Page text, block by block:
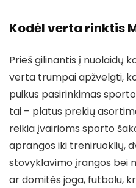
Kodėl verta rinktis
Prieš gilinantis į nuolaidų
verta trumpai apžvelgti,
puikus pasirinkimas
tai – platus prekių
reikia įvairioms sporto
aprangos iki treniruoklių,
stovyklavimo įrangos bei
ar domitės joga, futbolu,